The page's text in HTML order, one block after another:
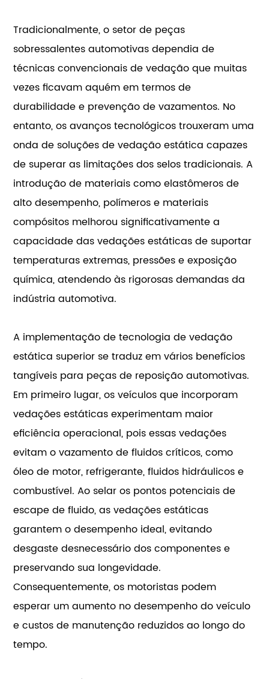
Tradicionalmente, o setor de peças
sobressalentes automotivas dependia de
técnicas convencionais de vedação que muitas
vezes ficavam aquém em termos de
durabilidade e prevenção de vazamentos. No
entanto, os avanços tecnológicos trouxeram uma
onda de soluções de vedação estática capazes
de superar as limitações dos selos tradicionais. A
introdução de materiais como elastômeros de
alto desempenho, polímeros e materiais
compósitos melhorou significativamente a
capacidade das vedações estáticas de suportar
temperaturas extremas, pressões e exposição
química, atendendo às rigorosas demandas da
indústria automotiva.
A implementação de tecnologia de vedação
estática superior se traduz em vários benefícios
tangíveis para peças de reposição automotivas.
Em primeiro lugar, os veículos que incorporam
vedações estáticas experimentam maior
eficiência operacional, pois essas vedações
evitam o vazamento de fluidos críticos, como
óleo de motor, refrigerante, fluidos hidráulicos e
combustível. Ao selar os pontos potenciais de
escape de fluido, as vedações estáticas
garantem o desempenho ideal, evitando
desgaste desnecessário dos componentes e
preservando sua longevidade.
Consequentemente, os motoristas podem
esperar um aumento no desempenho do veículo
e custos de manutenção reduzidos ao longo do
tempo.